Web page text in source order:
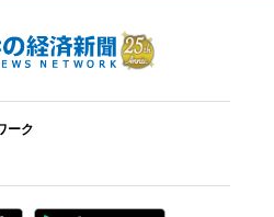
ーク